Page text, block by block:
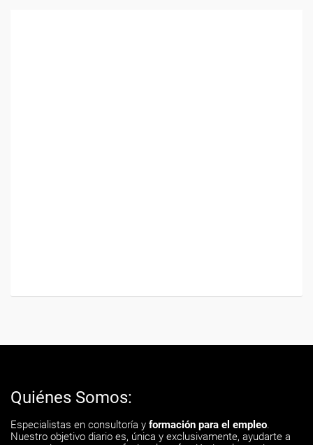
Quiénes Somos:
Especialistas en consultoría y formación para el empleo.
Nuestro objetivo diario es, única y exclusivamente, ayudarte a